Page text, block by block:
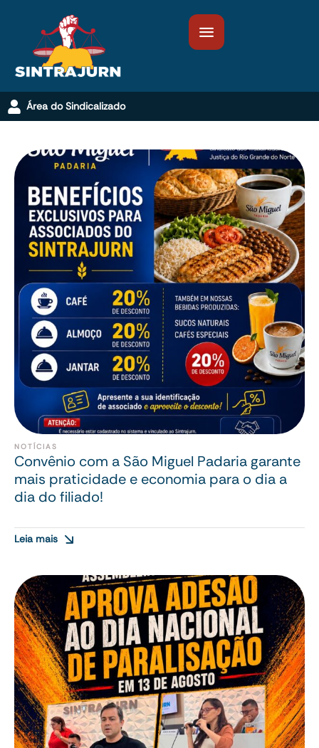
Área do Sindicalizado
NOTÍCIAS
Convênio com a São Miguel Padaria garante
mais praticidade e economia para o dia a
dia do filiado!
Leia mais